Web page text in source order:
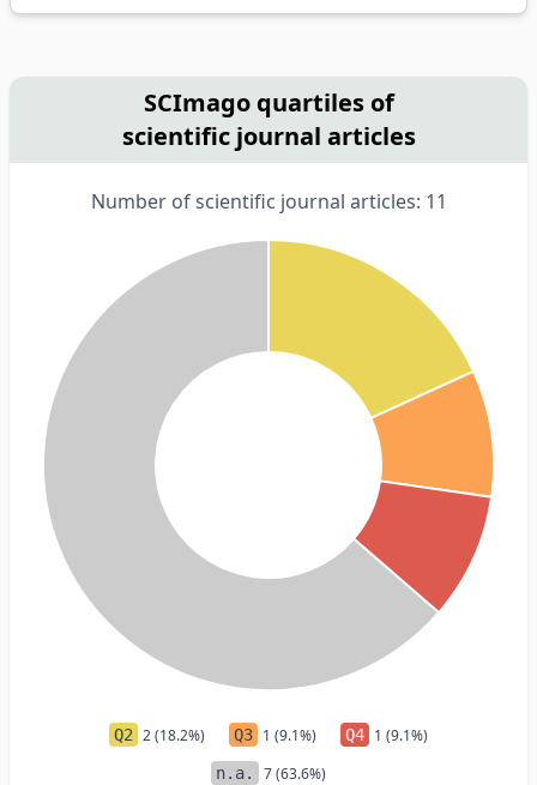
SCImago quartiles of
scientific journal articles
Number of scientific journal articles: 11
Q2 2 (18.2%) Q3 1 (9.1%) Q4 1 (9.1%)
n.a. 7 (63.6%)